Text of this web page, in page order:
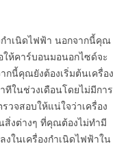
ำเนิดไฟฟ้า นอกจากนี้คุณ
ให้คาร์บอนมอนอกไซด์จะ
นี้คุณยังต้องเริ่มต้นเครื่อง
ทีในช่วงเดือนโดยไม่มีการ
วจสอบให้แน่ใจว่าเครื่อง
สิ่งต่างๆ ที่คุณต้องไม่ทำมี
ในเครื่องกำเนิดไฟฟ้าใน